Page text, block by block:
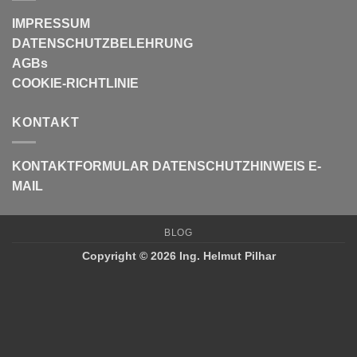
IMPRESSUM
DATENSCHUTZBELEHRUNG
AGBs
COOKIE-RICHTLINIE
KONTAKT
KONTAKTFORMULAR DATENSCHUTZHINWEIS E-
MAIL
BLOG
Copyright © 2026 Ing. Helmut Pilhar